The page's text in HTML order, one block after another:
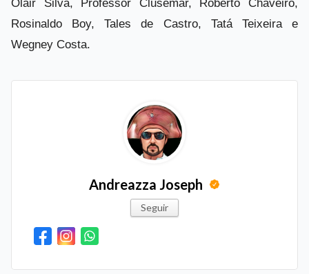
Olair Silva, Professor Clusemar, Roberto Chaveiro,
Rosinaldo Boy, Tales de Castro, Tatá Teixeira e
Wegney Costa.
Andreazza Joseph
Seguir